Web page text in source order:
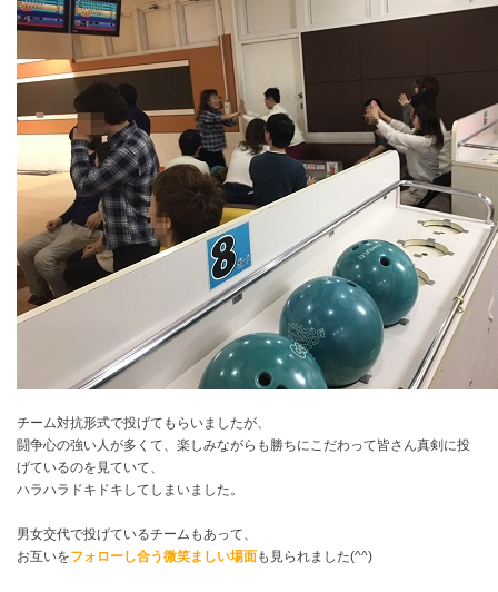
チーム対抗形式で投げてもらいましたが、
闘争心の強い人が多くて、楽しみながらも勝ちにこだわって皆さん真剣に投
げているのを見ていて、
ハラハラドキドキしてしまいました。
男女交代で投げているチームもあって、
お互いをフォローし合う微笑ましい場面も見られました(^^)